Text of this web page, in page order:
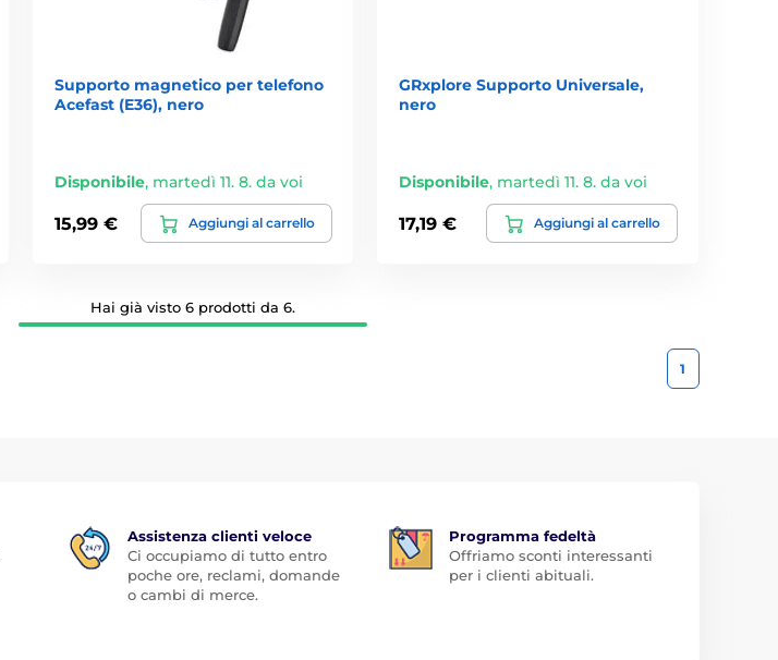
Supporto magnetico per telefono
Acefast (E36), nero
Disponibile, martedì 11. 8. da voi
15,99 € Aggiungi al carrello
GRxplore Supporto Universale,
nero
Disponibile, martedì 11. 8. da voi
17,19 € Aggiungi al carrello
Hai già visto 6 prodotti da 6.
1
Assistenza clienti veloce
Ci occupiamo di tutto entro
poche ore, reclami, domande
o cambi di merce.
Programma fedeltà
Offriamo sconti interessanti
per i clienti abituali.